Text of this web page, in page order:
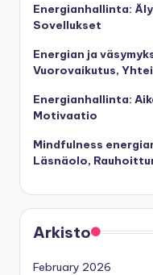
Energianhallinta:
Sovellukset
Energian ja
Vuorovaikutus,
Energianhallinta:
Motivaatio
Mindfulness
Läsnäolo,
Arkisto
February 2026